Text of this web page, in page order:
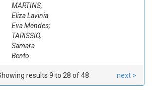
MARTINS,
Eliza Lavinia
Eva Mendes;
TARISSIO,
Samara
Bento
results 9 to 28 of 48 next >